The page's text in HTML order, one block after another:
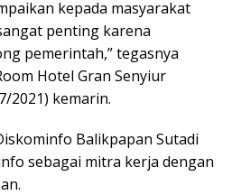
kepada masyarakat
penting karena
pemerintah,” tegasnya
Hotel Gran Senyiur
2021) kemarin.
Balikpapan Sutadi
sebagai mitra kerja dengan